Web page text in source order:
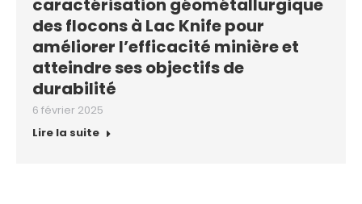
caractérisation géométallurgique
des flocons à Lac Knife pour
améliorer l’efficacité minière et
atteindre ses objectifs de
durabilité
6 février 2025
Lire la suite